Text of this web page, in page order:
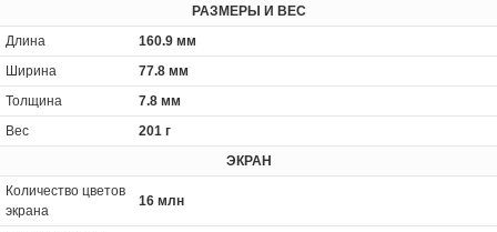
РАЗМЕРЫ И ВЕС
Длина
160.9 мм
Ширина
77.8 мм
Толщина
7.8 мм
Вес
201 г
ЭКРАН
Количество цветов
экрана
16 млн